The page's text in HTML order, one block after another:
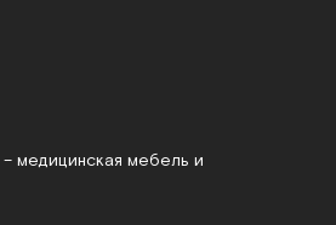
медицинская мебель и